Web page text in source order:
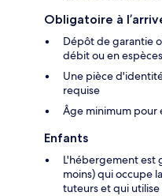
Obligatoire à
Dépôt de garantie
débit ou en
Une pièce
requise
Âge minimum pour
Enfants
L'hébergement est
moins) qui occupe
tuteurs et qui utilise